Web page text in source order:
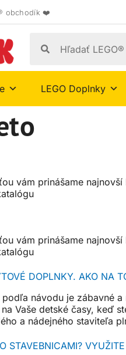
obchodík ❤️
LEGO Doplnky
vám prinášame
vám prinášame
DOPLNKY. AKO NA
návodu je zábavné
Vaše detské časy, keď
a nádejného staviteľa
STAVEBNICAMI?